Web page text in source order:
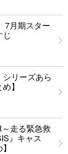
7月期スター
じ
リーズあら
】
～走る緊急救
』キャス